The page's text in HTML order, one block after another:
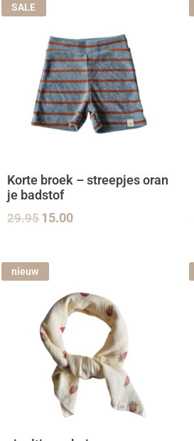
SALE
Korte broek – streepjes oran
je badstof
29.95 15.00
nieuw